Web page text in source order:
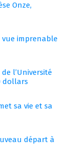
Onze,
vue imprenable
l’Université
dollars
sa vie et sa
départ à